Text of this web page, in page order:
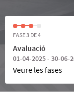
FASE 3 DE 4
Avaluació
01-04-2025 - 30-06-
Veure les fases